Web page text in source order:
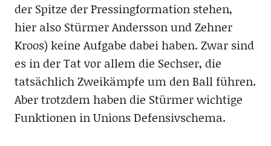
der Spitze der Pressingformation stehen,
hier also Stürmer Andersson und Zehner
Kroos) keine Aufgabe dabei haben. Zwar sind
es in der Tat vor allem die Sechser, die
tatsächlich Zweikämpfe um den Ball führen.
Aber trotzdem haben die Stürmer wichtige
Funktionen in Unions Defensivschema.